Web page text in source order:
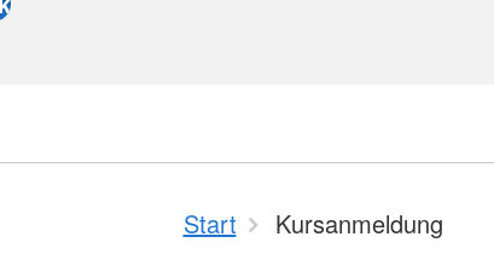
Start Kursanmeldung